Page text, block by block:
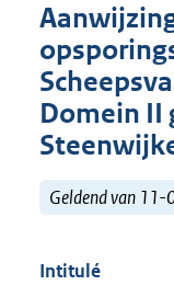
Domein II
Geldend van
Intitulé